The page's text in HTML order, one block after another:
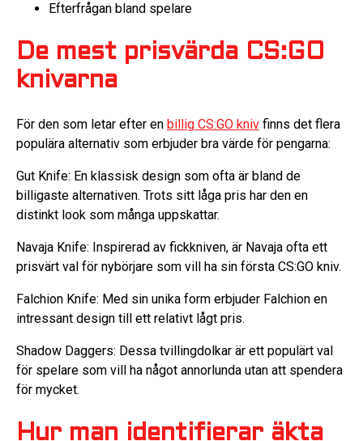
Efterfrågan bland spelare
De mest prisvärda CS:GO
knivarna
För den som letar efter en billig CS:GO kniv finns det flera
populära alternativ som erbjuder bra värde för pengarna:
Gut Knife: En klassisk design som ofta är bland de
billigaste alternativen. Trots sitt låga pris har den en
distinkt look som många uppskattar.
Navaja Knife: Inspirerad av fickkniven, är Navaja ofta ett
prisvärt val för nybörjare som vill ha sin första CS:GO kniv.
Falchion Knife: Med sin unika form erbjuder Falchion en
intressant design till ett relativt lågt pris.
Shadow Daggers: Dessa tvillingdolkar är ett populärt val
för spelare som vill ha något annorlunda utan att spendera
för mycket.
Hur man identifierar äkta